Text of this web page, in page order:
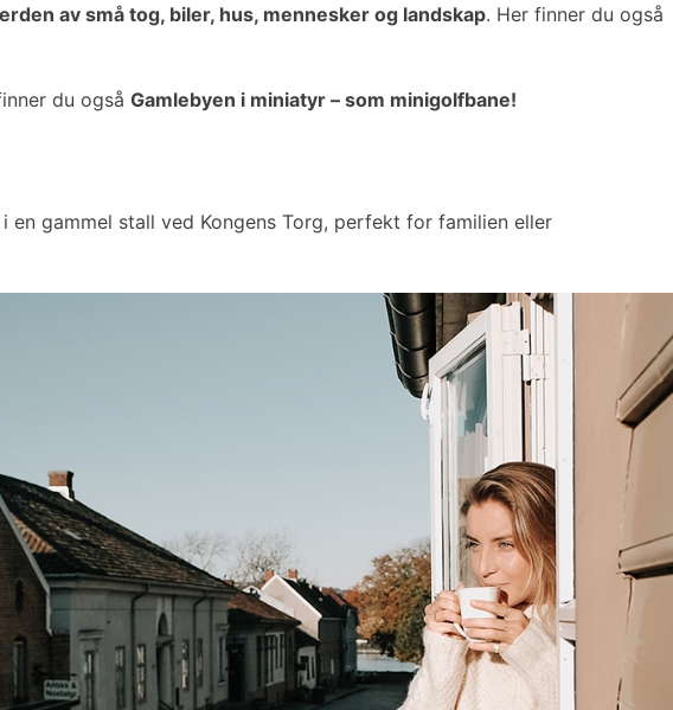
av små tog, biler, hus, mennesker og landskap. Her finner du også
du også Gamlebyen i miniatyr – som minigolfbane!
en gammel stall ved Kongens Torg, perfekt for familien eller